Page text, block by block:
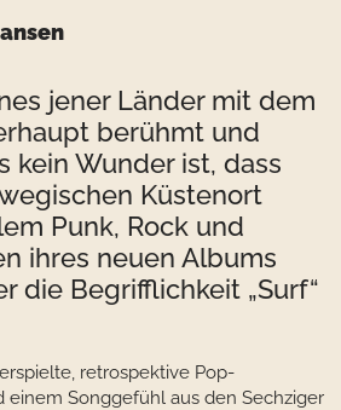
jener Länder mit dem
berühmt und
kein Wunder ist, dass
Küstenort
Punk, Rock und
ihres neuen Albums
die Begrifflichkeit „Surf“
retrospektive Pop-
Songgefühl aus den Sechziger